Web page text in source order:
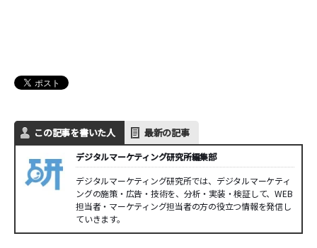
この記事を書いた人 最新の記事
デジタルマーケティング研究所編集部
デジタルマーケティング研究所では、デジタルマーケティ
ングの施策・広告・技術を、分析・実装・検証して、WEB
担当者・マーケティング担当者の方の役立つ情報を発信し
ていきます。